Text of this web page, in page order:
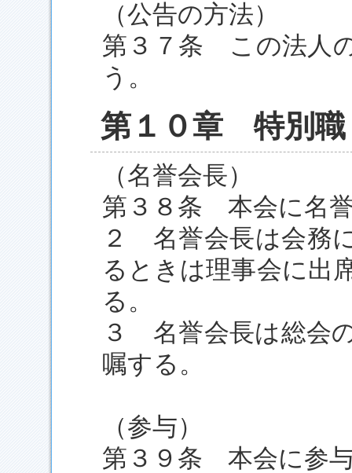
（公告の方法）
第３７条 この法人
う。
第１０章 特別職
（名誉会長）
第３８条 本会に名
２ 名誉会長は会務
るときは理事会に出
る。
３ 名誉会長は総会
嘱する。
（参与）
第３９条 本会に参